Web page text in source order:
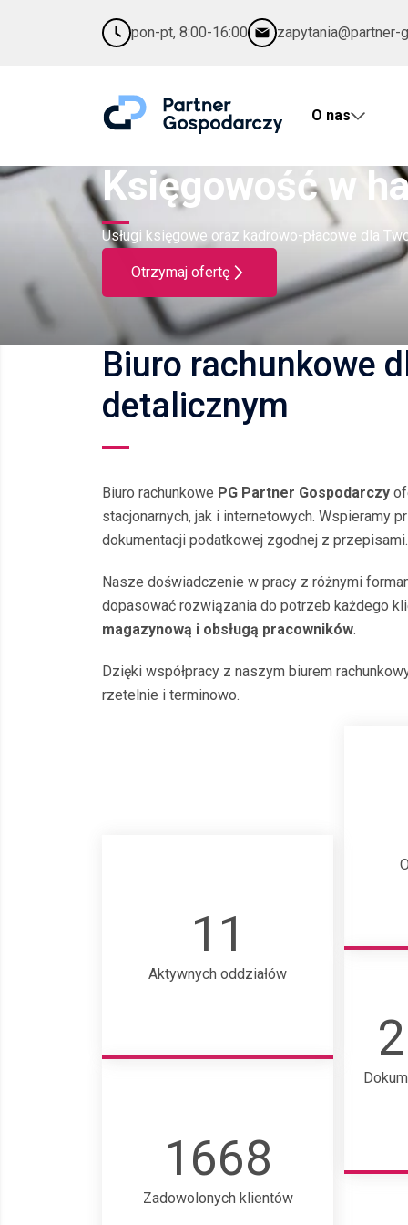
pon-pt, 8:00-16:00 zapytania@partner-
O nas
Księgowość w
Usługi księgowe oraz kadrowo-płacowe dla
Otrzymaj ofertę
Biuro rachunkowe
detalicznym
Biuro rachunkowe PG Partner Gospodarczy
stacjonarnych, jak i internetowych. Wspieramy
dokumentacji podatkowej zgodnej z przepisami.
Nasze doświadczenie w pracy z różnymi
dopasować rozwiązania do potrzeb każdego
magazynową i obsługą pracowników.
Dzięki współpracy z naszym biurem
rzetelnie i terminowo.
11
Aktywnych oddziałów
1668
Zadowolonych klientów